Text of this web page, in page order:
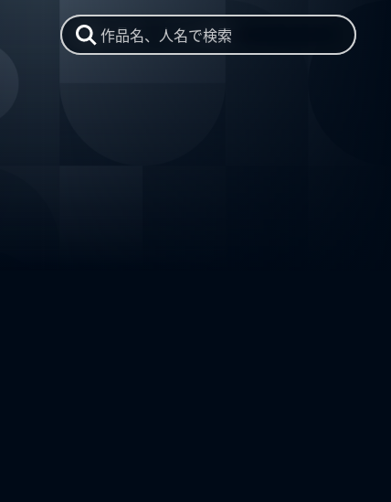
作品名、人名で検索